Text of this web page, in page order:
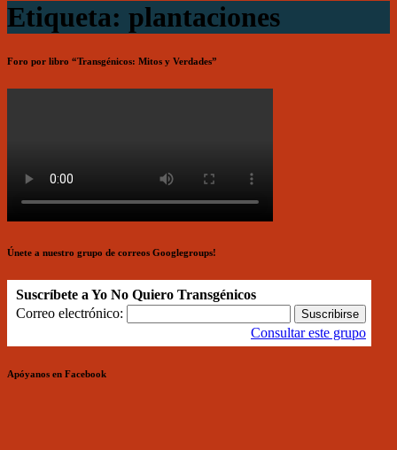
Etiqueta: plantaciones
Foro por libro “Transgénicos: Mitos y Verdades”
Únete a nuestro grupo de correos Googlegroups!
Suscríbete a Yo No Quiero Transgénicos
Correo electrónico:
Consultar este grupo
Apóyanos en Facebook